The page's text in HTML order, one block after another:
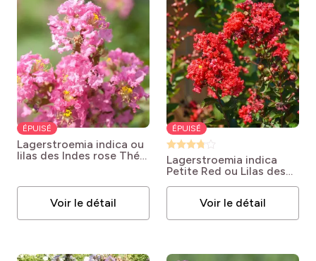
ÉPUISÉ
Lagerstroemia indica ou
lilas des Indes rose Thé
Voir le détail
ÉPUISÉ
Lagerstroemia indica
Petite Red ou Lilas des
Voir le détail